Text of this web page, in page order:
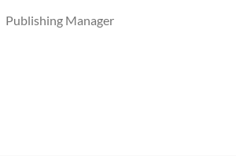
Publishing Manager